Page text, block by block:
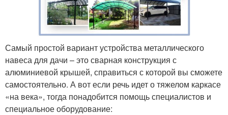
Самый простой вариант устройства металлического
навеса для дачи – это сварная конструкция с
алюминиевой крышей, справиться с которой вы сможете
самостоятельно. А вот если речь идет о тяжелом каркасе
«на века», тогда понадобится помощь специалистов и
специальное оборудование: